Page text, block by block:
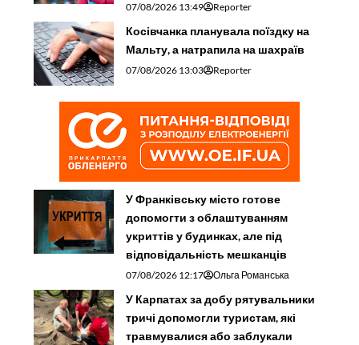
07/08/2026 13:49 Reporter
Косівчанка планувала поїздку на
Мальту, а натрапила на шахраїв
07/08/2026 13:03 Reporter
У Франківську місто готове
допомогти з облаштуванням
укриттів у будинках, але під
відповідальність мешканців
07/08/2026 12:17 Ольга Романська
У Карпатах за добу рятувальники
тричі допомогли туристам, які
травмувалися або заблукали